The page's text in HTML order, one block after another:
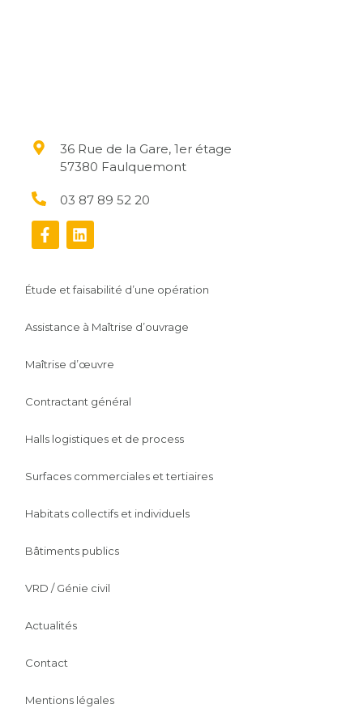
36 Rue de la Gare, 1er étage
57380 Faulquemont
03 87 89 52 20
Étude et faisabilité d’une opération
Assistance à Maîtrise d’ouvrage
Maîtrise d’œuvre
Contractant général
Halls logistiques et de process
Surfaces commerciales et tertiaires
Habitats collectifs et individuels
Bâtiments publics
VRD / Génie civil
Actualités
Contact
Mentions légales